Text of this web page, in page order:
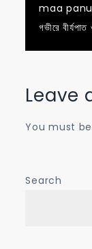
maa panu
গভীরে বীর্যপাত
Leave
You must be
Search